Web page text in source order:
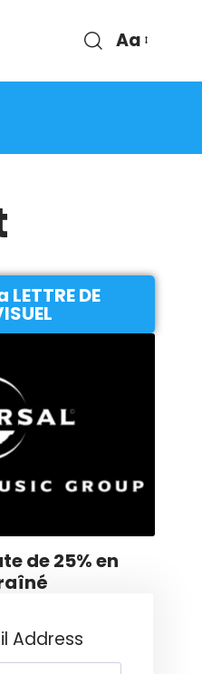
Aa
DE
de 25% en
Address